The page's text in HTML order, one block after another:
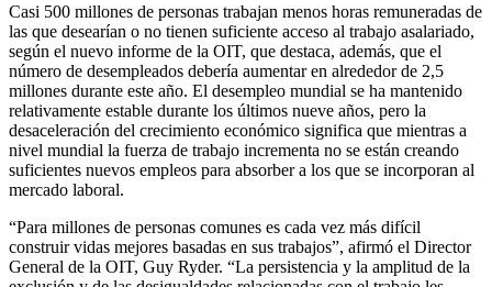
Casi 500 millones de personas trabajan menos horas remuneradas de
las que desearían o no tienen suficiente acceso al trabajo asalariado,
según el nuevo informe de la OIT, que destaca, además, que el
número de desempleados debería aumentar en alrededor de 2,5
millones durante este año. El desempleo mundial se ha mantenido
relativamente estable durante los últimos nueve años, pero la
desaceleración del crecimiento económico significa que mientras a
nivel mundial la fuerza de trabajo incrementa no se están creando
suficientes nuevos empleos para absorber a los que se incorporan al
mercado laboral.
“Para millones de personas comunes es cada vez más difícil
construir vidas mejores basadas en sus trabajos”, afirmó el Director
General de la OIT, Guy Ryder. “La persistencia y la amplitud de la